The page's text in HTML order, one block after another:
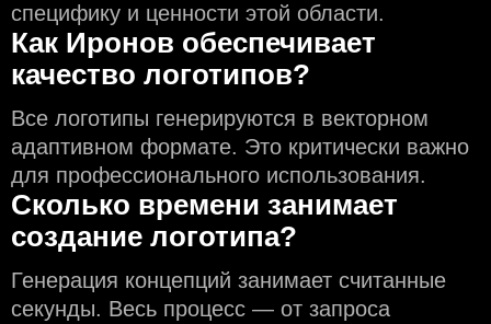
специфику и ценности этой области.
Как Иронов обеспечивает
качество логотипов?
Все логотипы генерируются в векторном
адаптивном формате. Это критически важно
для профессионального использования.
Сколько времени занимает
создание логотипа?
Генерация концепций занимает считанные
секунды. Весь процесс — от запроса